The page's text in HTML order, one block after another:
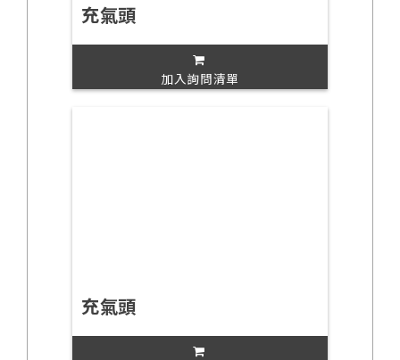
充氣頭
加入詢問清單
充氣頭